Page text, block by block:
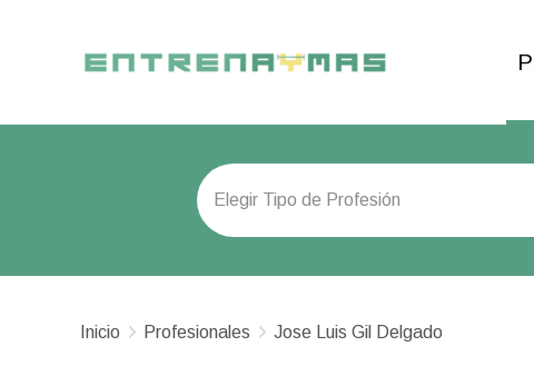
Inicio Profesionales Jose Luis Gil Delgado